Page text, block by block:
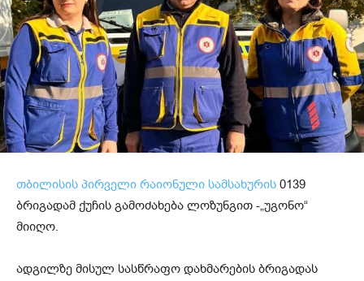
თბილისის პირველი რაიონული სამსახურის 0139
ბრიგადამ ქუჩის გამოძახება ლოზუნგით -„უგონო“
მიიღო.
ადგილზე მისულ სასწრაფო დახმარების ბრიგადას